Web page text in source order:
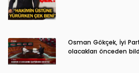
Osman Gökçek, İyi
olacakları önceden